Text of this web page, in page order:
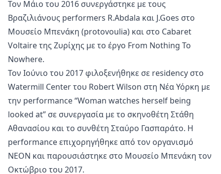
Τον Μάιο του 2016 συνεργάστηκε με τους
Βραζιλιάνους performers R.Abdala και J.Goes στο
Μουσείο Μπενάκη (protovoulia) και στο Cabaret
Voltaire της Ζυρίχης με το έργο From Nothing To
Nowhere.
Τον Ιούνιο του 2017 φιλοξενήθηκε σε residency στο
Watermill Center του Robert Wilson στη Νέα Υόρκη με
την performance “Woman watches herself being
looked at” σε συνεργασία με το σκηνοθέτη Στάθη
Αθανασίου και το συνθέτη Σταύρο Γασπαράτο. H
performance επιχορηγήθηκε από τον οργανισμό
ΝΕΟΝ και παρουσιάστηκε στο Μουσείο Μπενάκη τον
Οκτώβριο του 2017.